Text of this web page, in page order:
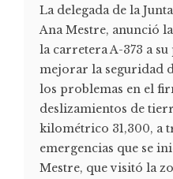
La delegada de la
Ana Mestre, anunció
la carretera A-373 a
mejorar la seguridad
los problemas en el
deslizamientos de
kilométrico 31,300, a
emergencias que se
Mestre, que visitó la